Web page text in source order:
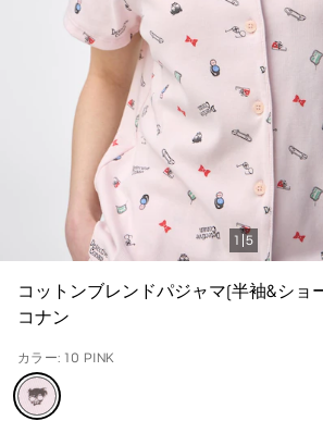
1 5
コットンブレンドパジャマ(半袖&ショ
コナン
カラー: 10 PINK